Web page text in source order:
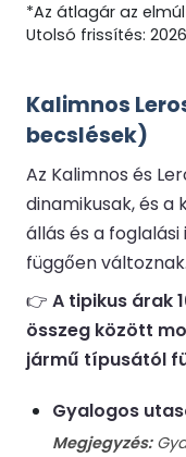
*Az átlagár az
Utolsó frissítés:
Kalimnos
becslések)
Az Kalimnos és
dinamikusak, és a
állás és a
függően változnak.
👉 A tipikus árak
összeg között
jármű típusától
Gyalogos
Megjegyzés: